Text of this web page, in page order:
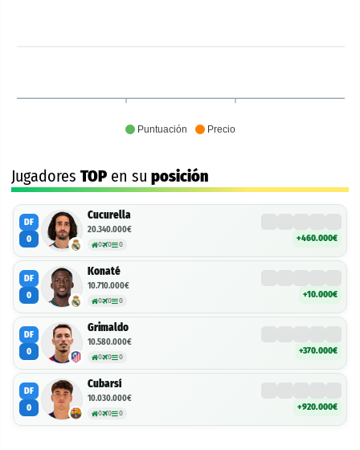
Puntuación Precio
Jugadores TOP en su posición
DF
0
Cucurella
20.340.000€
0 0 0
+460.000€
DF
0
Konaté
10.710.000€
0 0 0
+10.000€
DF
0
Grimaldo
10.580.000€
0 0 0
+370.000€
DF
0
Cubarsí
10.030.000€
0 0 0
+920.000€